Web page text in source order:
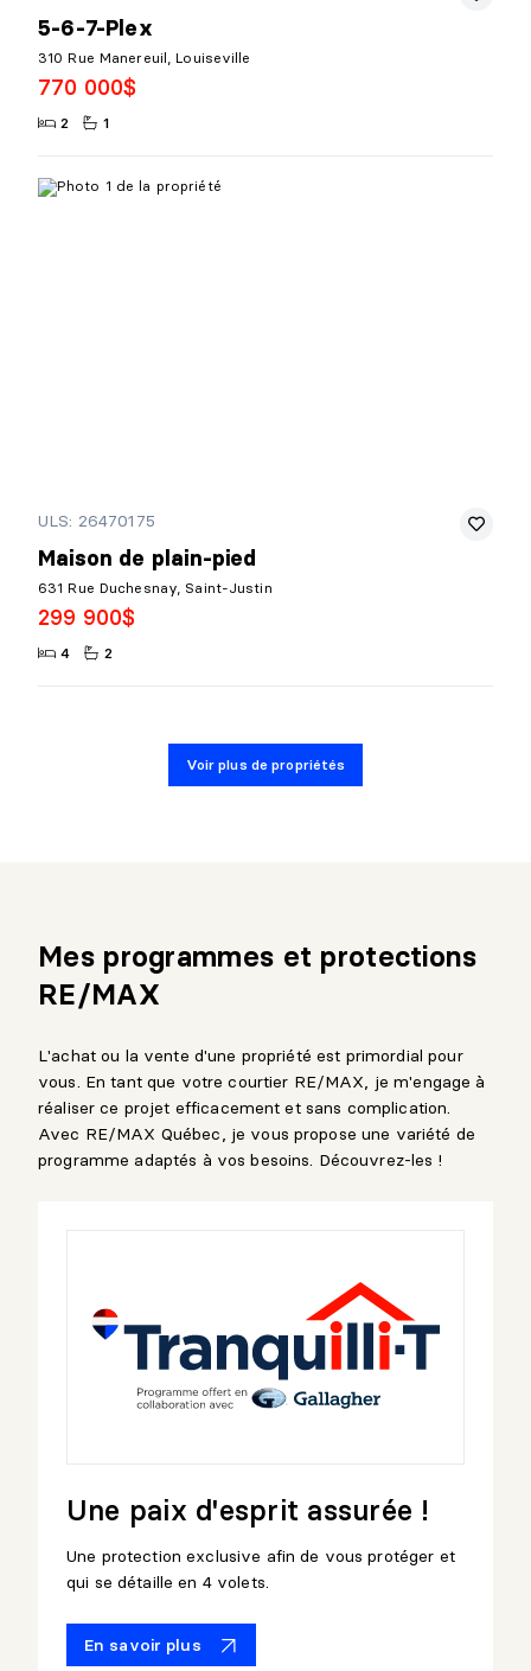
5-6-7-Plex
310 Rue Manereuil, Louiseville
770 000$
2 1
ULS: 26470175
Maison de plain-pied
631 Rue Duchesnay, Saint-Justin
299 900$
4 2
Voir plus de propriétés
Mes programmes et protections
RE/MAX
L'achat ou la vente d'une propriété est primordial pour
vous. En tant que votre courtier RE/MAX, je m'engage à
réaliser ce projet efficacement et sans complication.
Avec RE/MAX Québec, je vous propose une variété de
programme adaptés à vos besoins. Découvrez-les !
Une paix d'esprit assurée !
Une protection exclusive afin de vous protéger et
qui se détaille en 4 volets.
En savoir plus